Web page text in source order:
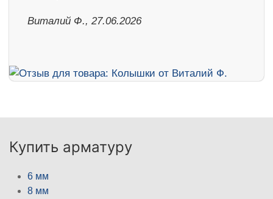
Виталий Ф., 27.06.2026
Купить арматуру
6 мм
8 мм